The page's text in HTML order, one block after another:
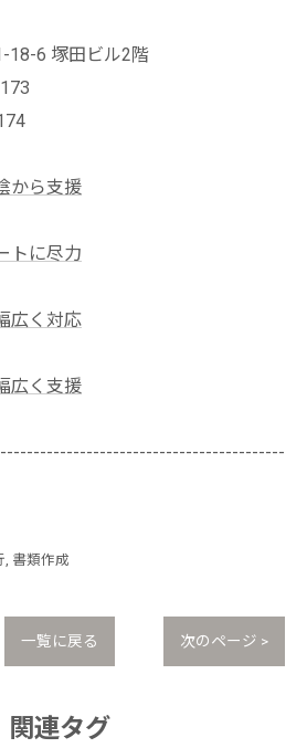
18-6 塚田ビル2階
から支援
トに尽力
広く対応
広く支援
書類作成
一覧に戻る 次のページ >
関連タグ